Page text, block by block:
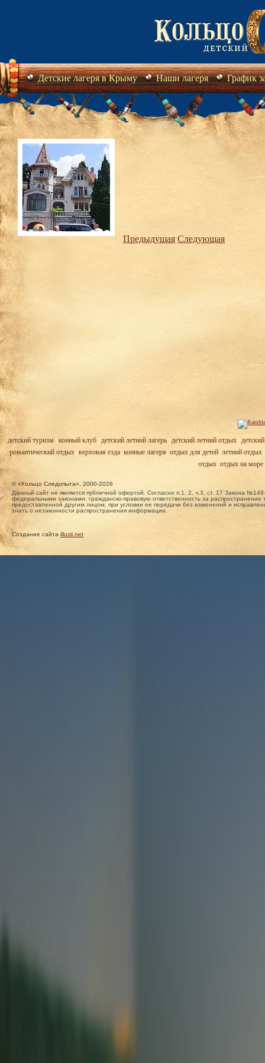
Детские лагеря в Крыму Наши лагеря График
Предыдущая Следующая
детский туризм| конный клуб| детский летний лагерь| детский летний отдых|
романтический отдых, верховая езда, конные лагеря, отдых для детей, летний отдых,
отдых, отдых на море
© «Кольцо Следопыта», 2000-2026
Данный сайт не является публичной офертой. Согласно п.1, 2, ч.3, ст. 17 Закона
федеральными законами, гражданско-правовую ответственность за
предоставленной другим лицом, при условии ее передачи без изменений и
знать о незаконности распространения информации.
Создание сайта illuzii.net